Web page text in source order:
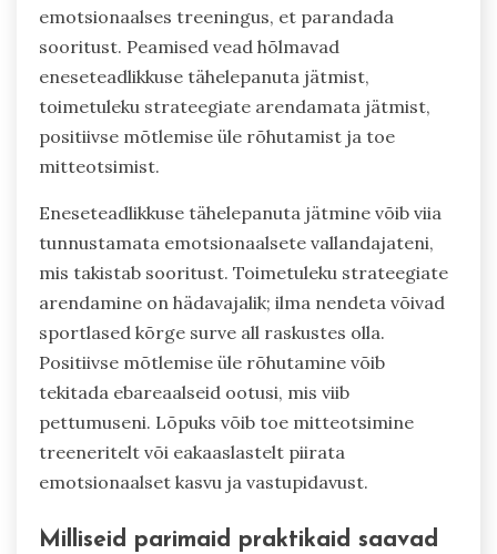
emotsionaalses treeningus, et parandada
sooritust. Peamised vead hõlmavad
eneseteadlikkuse tähelepanuta jätmist,
toimetuleku strateegiate arendamata jätmist,
positiivse mõtlemise üle rõhutamist ja toe
mitteotsimist.
Eneseteadlikkuse tähelepanuta jätmine võib viia
tunnustamata emotsionaalsete vallandajateni,
mis takistab sooritust. Toimetuleku strateegiate
arendamine on hädavajalik; ilma nendeta võivad
sportlased kõrge surve all raskustes olla.
Positiivse mõtlemise üle rõhutamine võib
tekitada ebareaalseid ootusi, mis viib
pettumuseni. Lõpuks võib toe mitteotsimine
treeneritelt või eakaaslastelt piirata
emotsionaalset kasvu ja vastupidavust.
Milliseid parimaid praktikaid saavad